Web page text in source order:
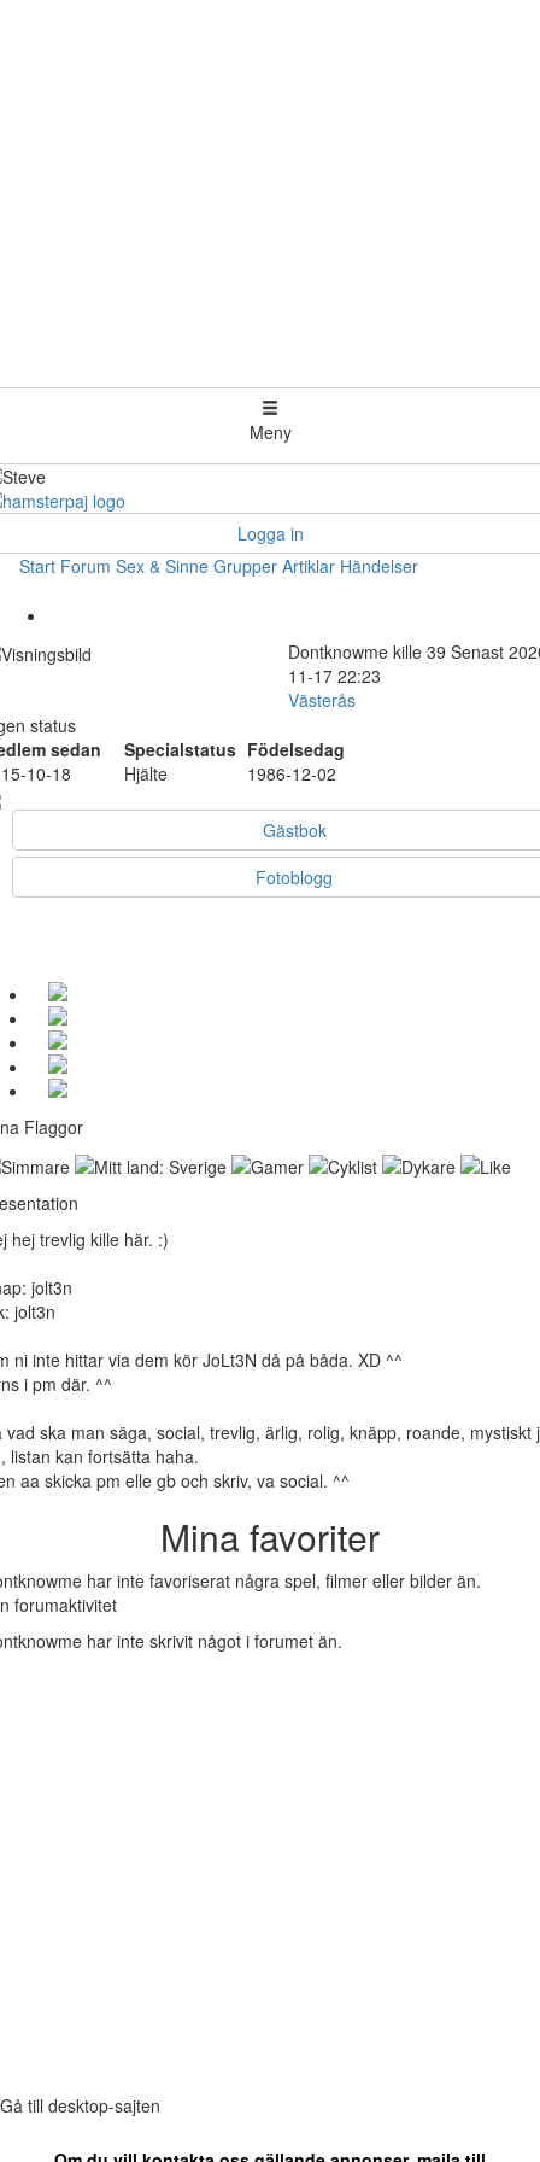
Meny
Logga in
Start Forum Sex & Sinne Grupper Artiklar Händelser
Dontknowme kille 39 Senast
11-17 22:23
Västerås
status
sedan
Specialstatus Födelsedag
10-18
Hjälte 1986-12-02
Gästbok
Fotoblogg
Flaggor
hej trevlig kille här. :)
jolt3n
jolt3n
ni inte hittar via dem kör JoLt3N då på båda. XD ^^
i pm där. ^^
vad ska man säga, social, trevlig, ärlig, rolig, knäpp, roande, mystiskt
listan kan fortsätta haha.
aa skicka pm elle gb och skriv, va social. ^^
Mina favoriter
har inte favoriserat några spel, filmer eller bilder än.
forumaktivitet
har inte skrivit något i forumet än.
Gå till desktop-sajten